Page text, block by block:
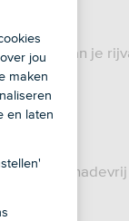
af van je
je 1 schadevrij
over jou
maken
en laten